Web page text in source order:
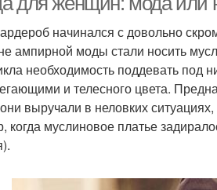
начинался с довольно
ампирной моды стали носить
необходимость поддевать
и телесного цвета.
выручали в неловких
муслиновое платье